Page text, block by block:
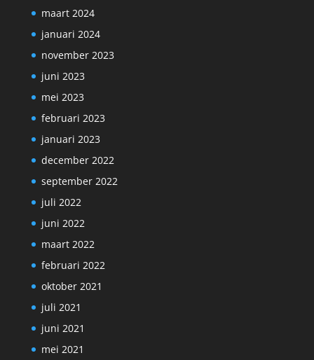
maart 2024
januari 2024
november 2023
juni 2023
mei 2023
februari 2023
januari 2023
december 2022
september 2022
juli 2022
juni 2022
maart 2022
februari 2022
oktober 2021
juli 2021
juni 2021
mei 2021